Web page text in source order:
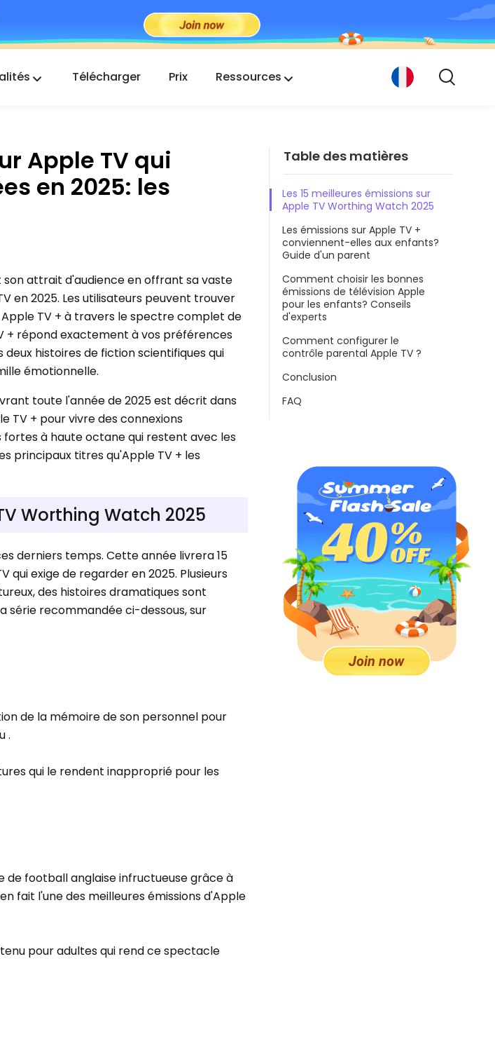
de votre téléphone, notre
Télécharger Prix Ressources
Apple TV qui
en 2025: les
son attrait d'audience en offrant sa vaste
en 2025. Les utilisateurs peuvent trouver
TV + à travers le spectre complet de
+ répond exactement à vos préférences
histoires de fiction scientifiques qui
émotionnelle.
toute l'année de 2025 est décrit dans
TV + pour vivre des connexions
à haute octane qui restent avec les
principaux titres qu'Apple TV + les
Worthing Watch 2025
derniers temps. Cette année livrera 15
qui exige de regarder en 2025. Plusieurs
des histoires dramatiques sont
série recommandée ci-dessous, sur
de la mémoire de son personnel pour
.
qui le rendent inapproprié pour les
de football anglaise infructueuse grâce à
fait l'une des meilleures émissions d'Apple
pour adultes qui rend ce spectacle
Table des matières
Les 15 meilleures émissions sur
Apple TV Worthing Watch 2025
Les émissions sur Apple TV +
conviennent-elles aux enfants?
Guide d'un parent
Comment choisir les bonnes
émissions de télévision Apple
pour les enfants? Conseils
d'experts
Comment configurer le
contrôle parental Apple TV ?
Conclusion
FAQ